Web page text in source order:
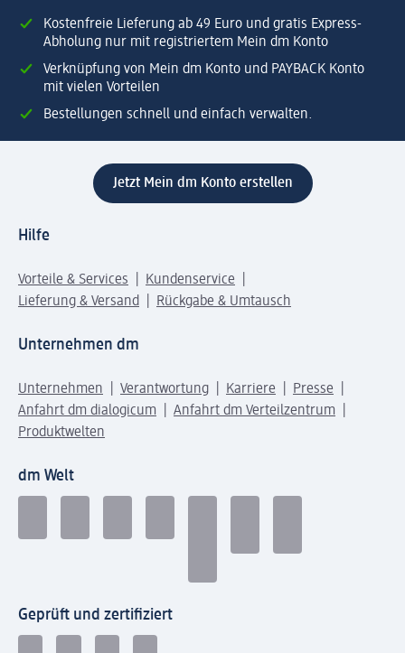
Kostenfreie Lieferung ab 49 Euro und gratis Express-
Abholung nur mit registriertem Mein dm Konto
Verknüpfung von Mein dm Konto und PAYBACK Konto
mit vielen Vorteilen
Bestellungen schnell und einfach verwalten.
Jetzt Mein dm Konto erstellen
Hilfe
Vorteile & Services
Kundenservice
Lieferung & Versand
Rückgabe & Umtausch
Unternehmen dm
Unternehmen Verantwortung Karriere
Presse
Anfahrt dm dialogicum
Anfahrt dm Verteilzentrum
Produktwelten
dm Welt
Geprüft und zertifiziert